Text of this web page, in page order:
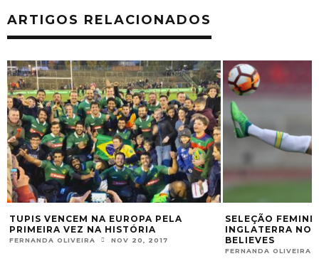
ARTIGOS RELACIONADOS
TUPIS VENCEM NA EUROPA PELA
PRIMEIRA VEZ NA HISTÓRIA
FERNANDA OLIVEIRA NOV 20, 2017
SELEÇÃO
INGLATERRA NO
BELIEVES
FERNANDA OLIVEIRA